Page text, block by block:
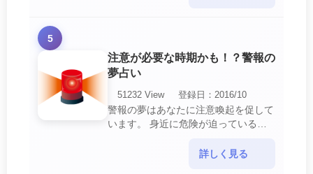
5
注意が必要な時期かも！？警報の
夢占い
51232 View
登録日：2016/10
警報の夢はあなたに注意喚起を促して
います。 身近に危険が迫っている暗
て危機を回避する事が必要です。 ま
詳しく見る